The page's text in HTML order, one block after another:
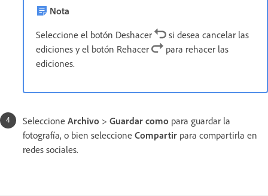
Nota
Seleccione el botón Deshacer
si desea cancelar las
ediciones y el botón Rehacer
para rehacer las
ediciones.
Seleccione Archivo > Guardar como para guardar la
fotografía, o bien seleccione Compartir para compartirla en
redes sociales.